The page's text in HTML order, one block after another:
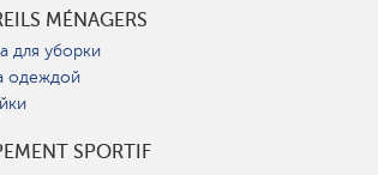
MÉNAGERS
для уборки
одеждой
SPORTIF